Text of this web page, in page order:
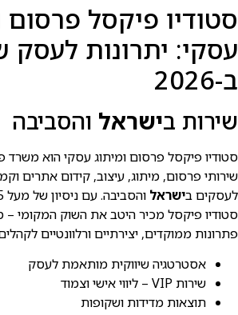
סטודיו פיקסל פרסום
עסקי: יתרונות לעסק
ב-2026
שירות בישראל והסביבה
סטודיו פיקסל פרסום ומיתוג עסקי הוא משרד
שירותי פרסום, מיתוג, עיצוב, קידום אתרים
לעסקים בישראל
סטודיו פיקסל מכיר היטב את השוק המקומי
פתרונות ממוקדים, יצירתיים ורלוונטיים
אסטרטגיה שיווקית מותאמת לעסק
שירות VIP – ליווי אישי וצמוד
תוצאות מדידות ושקופות